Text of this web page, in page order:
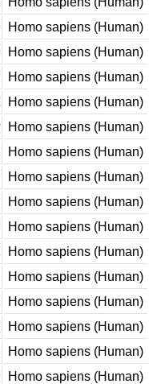
Homo sapiens (Human)
Homo sapiens (Human)
Homo sapiens (Human)
Homo sapiens (Human)
Homo sapiens (Human)
Homo sapiens (Human)
Homo sapiens (Human)
Homo sapiens (Human)
Homo sapiens (Human)
Homo sapiens (Human)
Homo sapiens (Human)
Homo sapiens (Human)
Homo sapiens (Human)
Homo sapiens (Human)
Homo sapiens (Human)